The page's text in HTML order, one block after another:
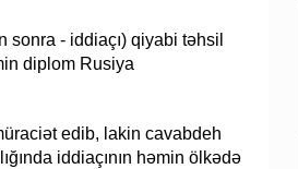
- iddiaçı) qiyabi təhsil
diplom Rusiya
edib, lakin cavabdeh
iddiaçının həmin ölkədə